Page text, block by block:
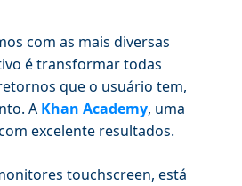
com as mais diversas
é transformar todas
que o usuário tem,
A Khan Academy, uma
excelente resultados.
touchscreen, está